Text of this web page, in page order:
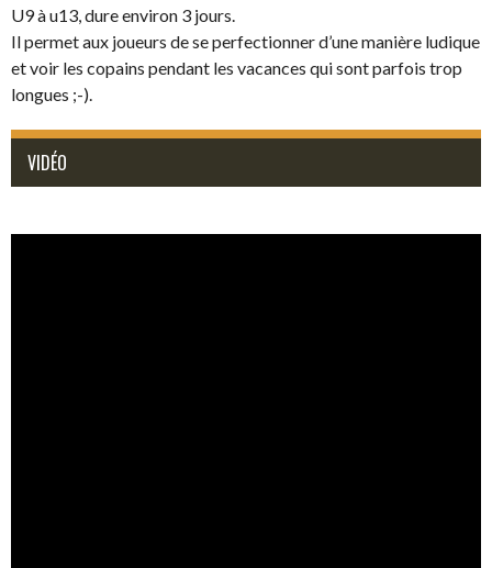
U9 à u13, dure environ 3 jours.
Il permet aux joueurs de se perfectionner d’une manière ludique
et voir les copains pendant les vacances qui sont parfois trop
longues ;-).
VIDÉO